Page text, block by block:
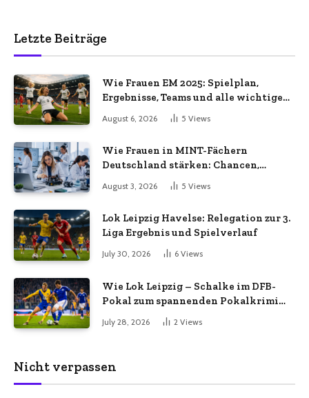
Letzte Beiträge
Wie Frauen EM 2025: Spielplan,
Ergebnisse, Teams und alle wichtigen
August 6, 2026 5 Views
Wie Frauen in MINT-Fächern
Deutschland stärken: Chancen,
Herausforderungen und aktuelle
Entwicklungen
August 3, 2026 5 Views
Lok Leipzig Havelse: Relegation zur 3.
Liga Ergebnis und Spielverlauf
July 30, 2026 6 Views
Wie Lok Leipzig – Schalke im DFB-
Pokal zum spannenden Pokalkrimi
July 28, 2026 2 Views
Nicht verpassen